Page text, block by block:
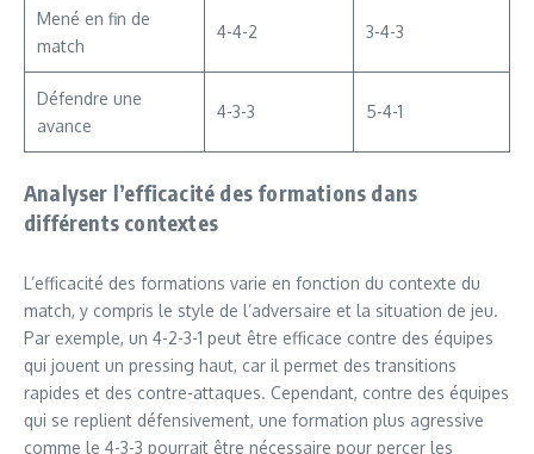
Mené en fin de
match
4-4-2 3-4-3
Défendre une
avance
4-3-3 5-4-1
Analyser l’efficacité des formations dans
différents contextes
L’efficacité des formations varie en fonction du contexte du
match, y compris le style de l’adversaire et la situation de jeu.
Par exemple, un 4-2-3-1 peut être efficace contre des équipes
qui jouent un pressing haut, car il permet des transitions
rapides et des contre-attaques. Cependant, contre des équipes
qui se replient défensivement, une formation plus agressive
comme le 4-3-3 pourrait être nécessaire pour percer les